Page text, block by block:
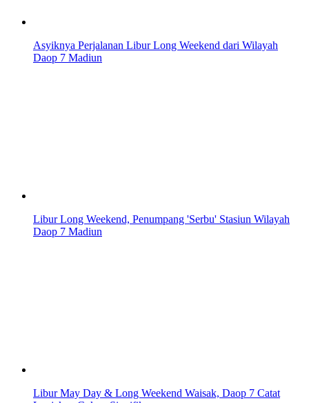
Asyiknya Perjalanan Libur Long Weekend dari Wilayah
Daop 7 Madiun
Libur Long Weekend, Penumpang 'Serbu' Stasiun Wilayah
Daop 7 Madiun
Libur May Day & Long Weekend Waisak, Daop 7 Catat